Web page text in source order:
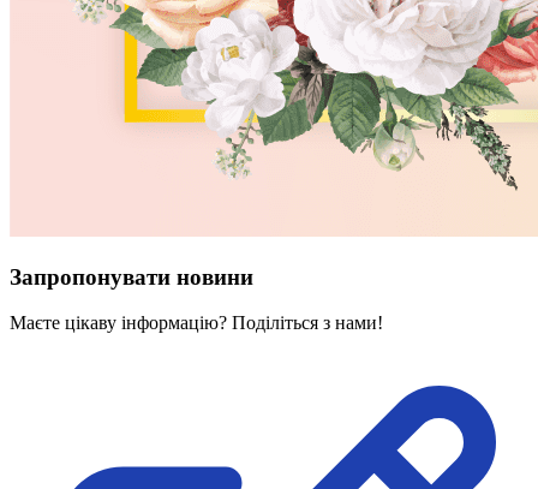
Запропонувати новини
Маєте цікаву інформацію? Поділіться з нами!